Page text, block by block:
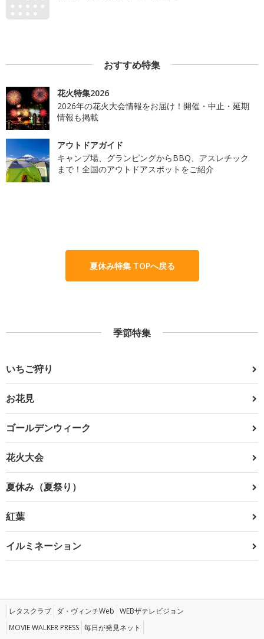
おすすめ特集
花火特集2026
2026年の花火大会情報をお届け！開催・中止・延期
情報も掲載
アウトドアガイド
キャンプ場、グランピングからBBQ、アスレチック
まで！全国のアウトドアスポットをご紹介
夏休み特集 TOPへ戻る
季節特集
いちご狩り
お花見
ゴールデンウィーク
花火大会
夏休み（夏祭り）
紅葉
イルミネーション
レタスクラブ ダ・ヴィンチWeb WEBザテレビジョン
MOVIE WALKER PRESS 毎日が発見ネット